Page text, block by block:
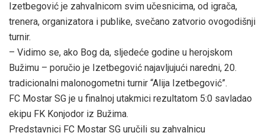
Izetbegović je zahvalnicom svim učesnicima, od igrača,
trenera, organizatora i publike, svečano zatvorio ovogodišnji
turnir.
– Vidimo se, ako Bog da, sljedeće godine u herojskom
Bužimu – poručio je Izetbegović najavljujući naredni, 20.
tradicionalni malonogometni turnir “Alija Izetbegović”.
FC Mostar SG je u finalnoj utakmici rezultatom 5:0 savladao
ekipu FK Konjodor iz Bužima.
Predstavnici FC Mostar SG uručili su zahvalnicu